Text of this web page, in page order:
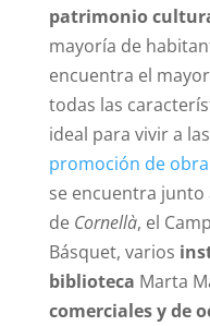
patrimonio
mayoría de
encuentra el
todas las
ideal para vivir a
promoción de
se encuentra
de Cornellà, el
Básquet, varios
biblioteca Marta
comerciales y de